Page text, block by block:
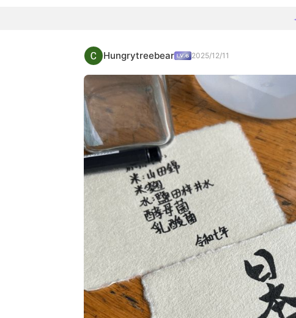
Hungrytreebear 2025/12/11